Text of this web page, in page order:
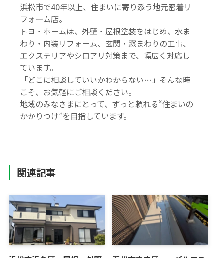
浜松市で40年以上、住まいに寄り添う地元密着リ
フォーム店。
トヨ・ホームは、外壁・屋根塗装をはじめ、水ま
わり・内装リフォーム、玄関・窓まわりの工事、
エクステリアやシロアリ対策まで、幅広く対応し
ています。
「どこに相談していいかわからない…」そんな時
こそ、お気軽にご相談ください。
地域のみなさまにとって、ずっと頼れる“住まいの
かかりつけ”を目指しています。
関連記事